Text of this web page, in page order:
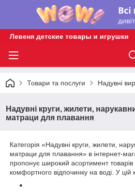
Левеня детские товары и игрушки
Товари та послуги Надувні
Надувні круги, жилети,
матраци для плавання
Категорія «Надувні круги, жилети,
матраци для плавання» в інтернет-
пропонує широкий асортимент товарів
комфортного відпочинку на воді. У цій